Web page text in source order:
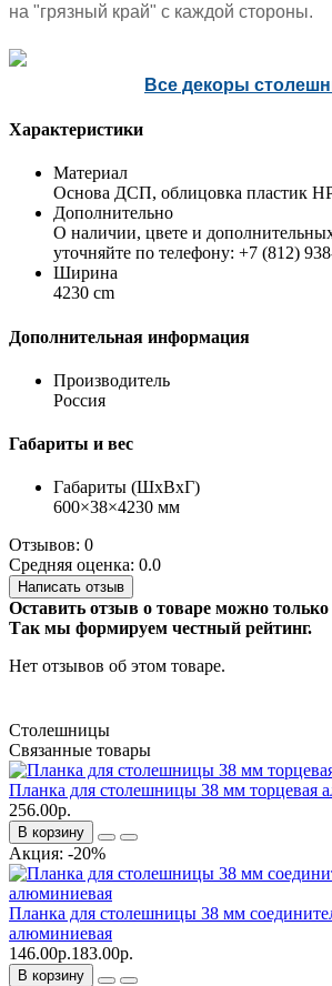
на "грязный край" с каждой стороны.
Все декоры
Характеристики
Материал
Основа ДСП, облицовка пластик
Дополнительно
О наличии, цвете и
уточняйте по телефону: +7 (812)
Ширина
4230 cm
Дополнительная информация
Производитель
Россия
Габариты и вес
Габариты (ШхВхГ)
600×38×4230 мм
Отзывов: 0
Средняя оценка: 0.0
Написать отзыв
Оставить отзыв о товаре можно только
Так мы формируем честный рейтинг.
Нет отзывов об этом товаре.
Столешницы
Связанные товары
Планка для столешницы 38 мм торцевая
256.00р.
В корзину
Акция: -20%
Планка для столешницы 38 мм
алюминиевая
146.00р.183.00р.
В корзину